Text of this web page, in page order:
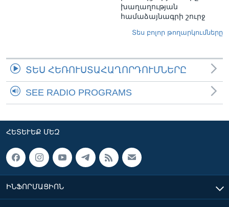
խաղաղության
համաձայնագրի շուրջ
Տես բոլոր թողարկումները
ՏԵՍ ՀԵՌՈՒՍՏԱՀԱՂՈՐԴՈՒՄՆԵՐԸ
SEE RADIO PROGRAMS
ՀԵՏԵՒԵՔ ՄԵԶ
ԻՆՖՈՐՄԱՑԻՈՆ